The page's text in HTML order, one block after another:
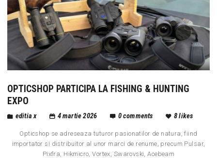
OPTICSHOP PARTICIPA LA FISHING & HUNTING
EXPO
editia x 4 martie 2026 0comments 8likes
Opticshop se adreseaza tuturor pasionatilor de natura, fiind
importator si distribuitor al unor marci de renume, precum Pulsar,
Pixfra, Hikmicro, Vortex, Swarovski, Acebeam